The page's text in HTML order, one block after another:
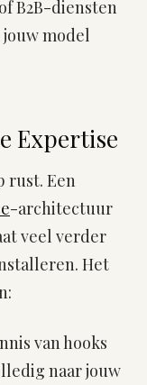
B2B-diensten
model
Expertise
rust. Een
-architectuur
veel verder
Het
van hooks
naar jouw